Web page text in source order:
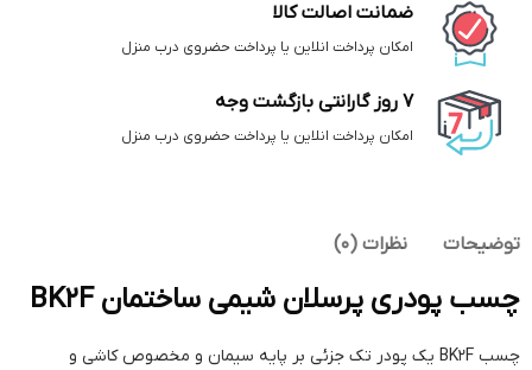
ضمانت اصالت کالا
امکان پرداخت انلاین یا پرداخت حضروی درب منزل
7 روز گارانتی بازگشت وجه
امکان پرداخت انلاین یا پرداخت حضروی درب منزل
توضیحات نظرات (0)
چسب پودری پرسلان شیمی ساختمان BK2F
چسب BK2F یک پودر تک جزئی بر پایه سیمان و مخصوص کاشی و